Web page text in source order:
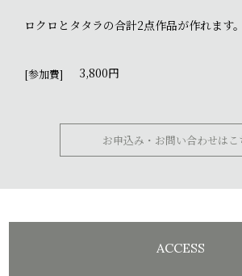
ロクロとタタラの合計2点作品が作れます。
[参加費] 3,800円
お申込み・お問い合わせはこ
ACCESS